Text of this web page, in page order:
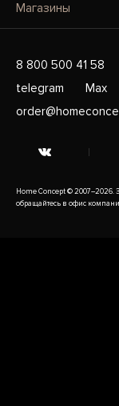
Магазины
8 800 500 41 58
telegram
Max
Home Concept © 2007–2026.
обращайтесь в офис